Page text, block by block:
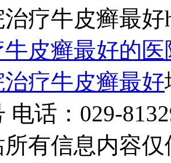
疗牛皮癣最好
皮癣最好的
疗牛皮癣最好
电话：029-
有信息内容